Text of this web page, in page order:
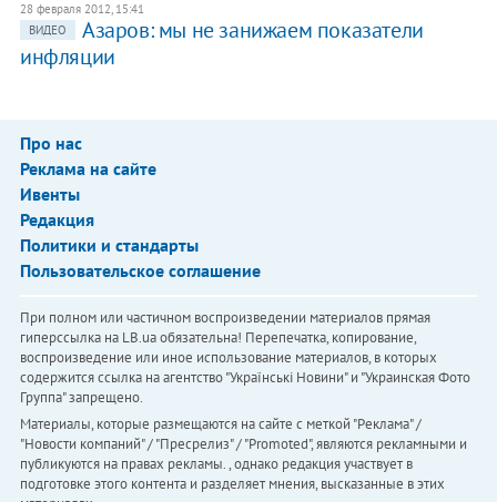
28 февраля 2012, 15:41
ВИДЕО
Азаров: мы не занижаем показатели
инфляции
Про нас
Реклама на сайте
Ивенты
Редакция
Политики и стандарты
Пользовательское соглашение
При полном или частичном воспроизведении материалов прямая
гиперссылка на LB.ua обязательна! Перепечатка, копирование,
воспроизведение или иное использование материалов, в которых
содержится ссылка на агентство "Українськi Новини" и "Украинская Фото
Группа" запрещено.
Материалы, которые размещаются на сайте с меткой "Реклама" /
"Новости компаний" / "Пресрелиз" / "Promoted", являются рекламными и
публикуются на правах рекламы. , однако редакция участвует в
подготовке этого контента и разделяет мнения, высказанные в этих